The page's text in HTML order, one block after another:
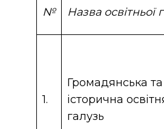
№ Назва освітньої
1.
Громадянська та
історична
галузь